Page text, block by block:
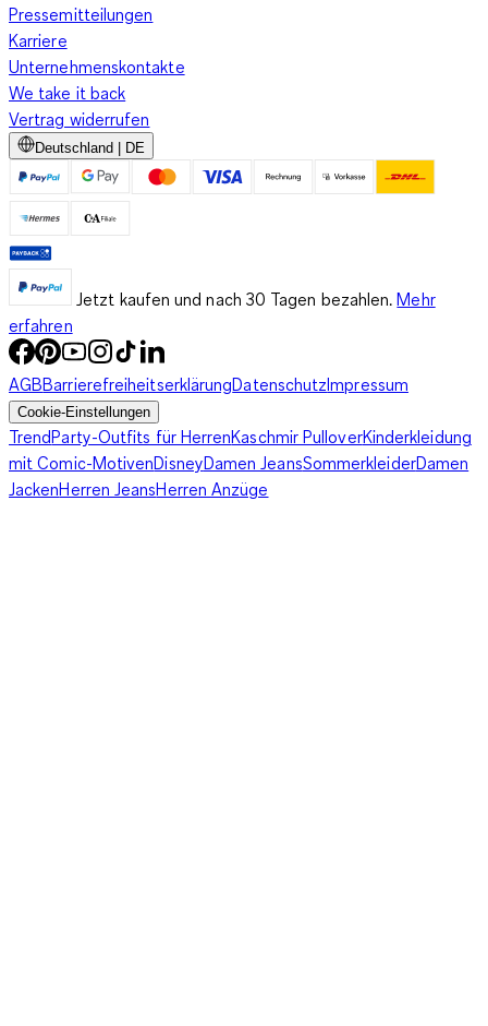
Pressemitteilungen
Karriere
Unternehmenskontakte
We take it back
Vertrag widerrufen
Deutschland | DE
Jetzt kaufen und nach 30 Tagen bezahlen. Mehr
erfahren
AGBBarrierefreiheitserklärungDatenschutzImpressum
Cookie-Einstellungen
TrendParty-Outfits für HerrenKaschmir PulloverKinderkleidung
mit Comic-MotivenDisneyDamen JeansSommerkleiderDamen
JackenHerren JeansHerren Anzüge